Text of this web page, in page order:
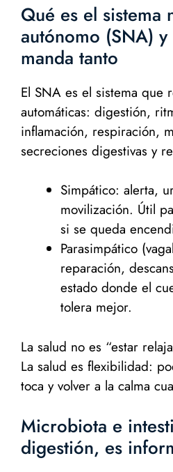
Qué es el sistema
autónomo (SNA)
manda tanto
El SNA es el sistema que
automáticas: digestión,
inflamación, respiración,
secreciones digestivas y
Simpático: alerta,
movilización. Útil
si se queda
Parasimpático
reparación,
estado donde el
tolera mejor.
La salud no es “estar
La salud es flexibilidad:
toca y volver a la calma
Microbiota e
digestión, es